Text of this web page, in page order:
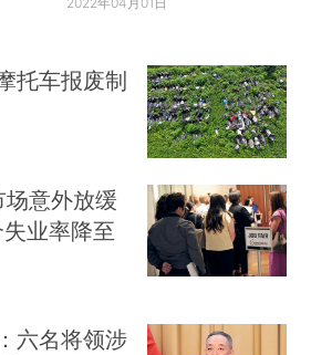
托车报废制
意外放缓
业率降至
六名将领涉